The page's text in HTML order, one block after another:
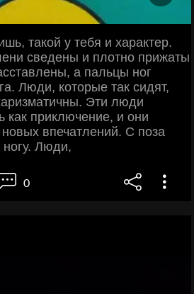
такой у тебя и характер.
сведены и плотно прижаты
а пальцы ног
Люди, которые так сидят,
Эти люди
как приключение, и они
впечатлений. С поза
Люди,
0